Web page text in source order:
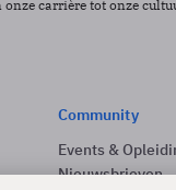
carrière tot onze
Community
Events &
Nieuwsbrieven